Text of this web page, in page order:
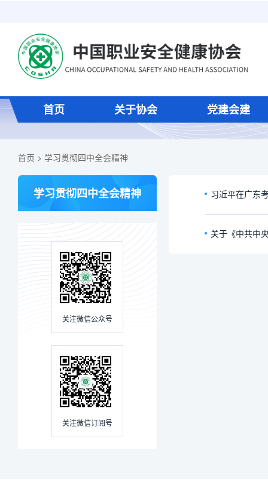
首页 关于协会 党建会建
首页 > 学习贯彻四中全会精神
学习贯彻四中全会精神
关注微信公众号
关注微信订阅号
关于《中共中